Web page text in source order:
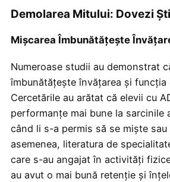
Demolarea Mitului: Dovezi
Mișcarea Îmbunătățește
Numeroase studii au demonstrat
îmbunătățește învățarea și funcția
Cercetările au arătat că elevii cu
performanțe mai bune la sarcinile
când li s-a permis să se miște sau
asemenea, literatura de
care s-au angajat în activități
au avut o mai bună retenție și